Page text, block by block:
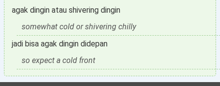
agak dingin atau shivering dingin
somewhat cold or shivering chilly
jadi bisa agak dingin didepan
so expect a cold front